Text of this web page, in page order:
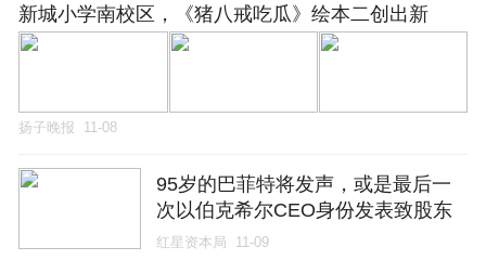
新城小学南校区，《猪八戒吃瓜》绘本二创出新
扬子晚报 11-08
95岁的巴菲特将发声，或是最后一
次以伯克希尔CEO身份发表致股东
信
红星资本局 11-09